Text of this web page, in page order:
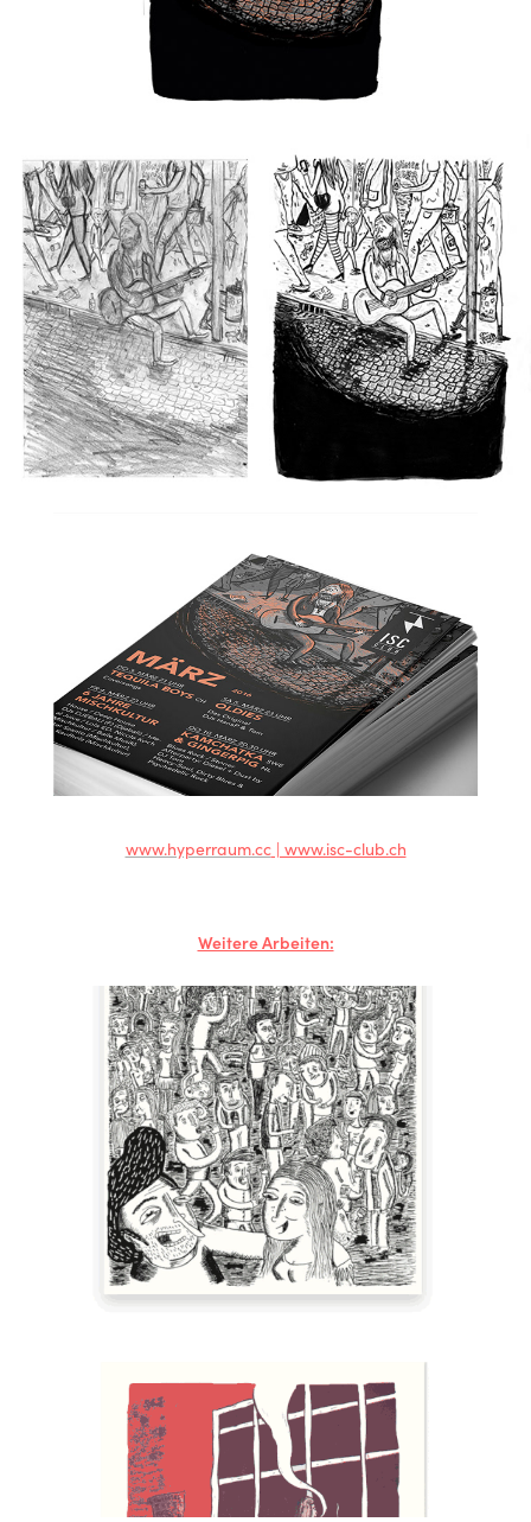
www.hyperraum.cc| www.isc-club.ch
Weitere Arbeiten:
Kosmos Vertikal Plakate Nacht & Sex